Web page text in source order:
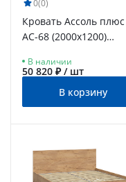
0(0)
Кровать Ассоль плюс
АС-68 (2000х1200)
В наличии
50 820 ₽ / шт
В корзину